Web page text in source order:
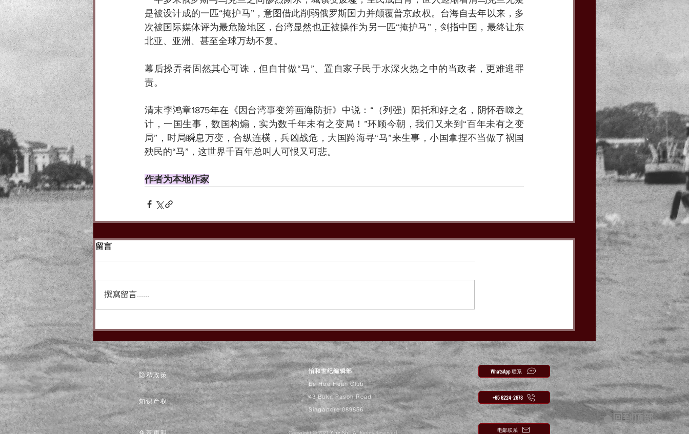
是被设计成的一匹“掩护马”，意图借此削弱俄罗斯国力并颠覆普京政权。台海自去年以来，多
次被国际媒体评为最危险地区，台湾显然也正被操作为另一匹“掩护马”，剑指中国，最终让东
北亚、亚洲、甚至全球万劫不复。
幕后操弄者固然其心可诛，但自甘做“马”、置自家子民于水深火热之中的当政者，更难逃罪
责。
清末李鸿章1875年在《因台湾事变筹画海防折》中说：“（列强）阳托和好之名，阴怀吞噬之
计，一国生事，数国构煽，实为数千年未有之变局！”环顾今朝，我们又来到“百年未有之变
局”，时局瞬息万变，合纵连横，兵凶战危，大国跨海寻“马”来生事，小国拿捏不当做了祸国
殃民的“马”，这世界千百年总叫人可恨又可悲。
作者为本地作家
留言
撰寫留言......
⏏回到顶部
隐私政策
知识产权
免责声明
怡和世纪编辑部
Ee Hoe Hean Club
43 Bukit Pasoh Road
Singapore 089856
WhatsApp 联系
+65 6224-2678
电邮联系